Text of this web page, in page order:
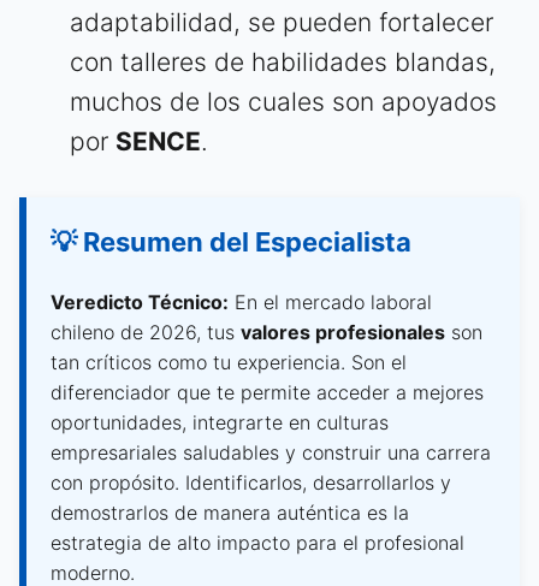
adaptabilidad, se pueden fortalecer
con talleres de habilidades blandas,
muchos de los cuales son apoyados
por SENCE.
💡 Resumen del Especialista
Veredicto Técnico: En el mercado laboral
chileno de 2026, tus valores profesionales son
tan críticos como tu experiencia. Son el
diferenciador que te permite acceder a mejores
oportunidades, integrarte en culturas
empresariales saludables y construir una carrera
con propósito. Identificarlos, desarrollarlos y
demostrarlos de manera auténtica es la
estrategia de alto impacto para el profesional
moderno.